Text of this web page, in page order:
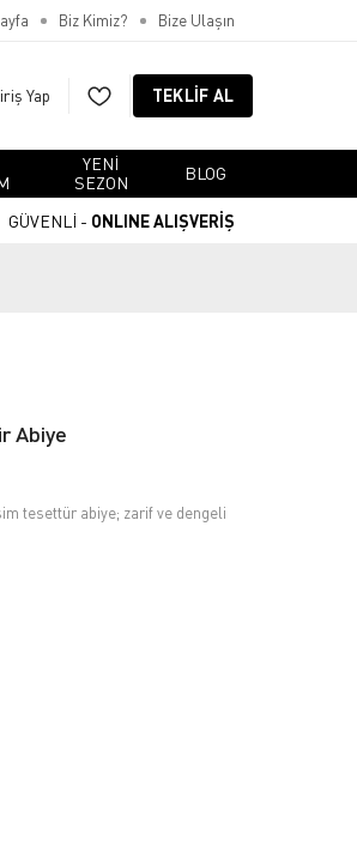
Biz Kimiz? Bize Ulaşın
Yap TEKLIF AL
YENI
SEZON
BLOG
GÜVENLİ - ONLINE ALIŞVERİŞ
Abiye
tesettür abiye; zarif ve dengeli